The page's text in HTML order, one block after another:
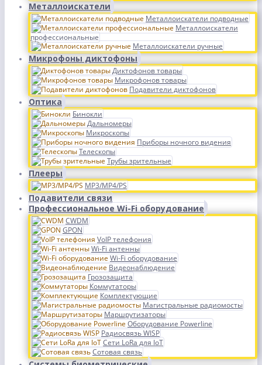
Металлоискатели
Металлоискатели подводные
Металлоискатели
профессиональные
Металлоискатели ручные
Микрофоны диктофоны
Диктофонов товары
Микрофонов товары
Подавители диктофонов
Оптика
Бинокли
Дальномеры
Микроскопы
Приборы ночного видения
Телескопы
Трубы зрительные
Плееры
MP3/MP4/PS
Подавители связи
Профессиональное Wi-Fi оборудование
CWDM
GPON
VoIP телефония
Wi-Fi антенны
Wi-Fi оборудование
Видеонаблюдение
Грозозащита
Коммутаторы
Комплектующие
Магистральные радиомосты
Маршрутизаторы
Оборудование Powerline
Радиосвязь WISP
Сети LoRa для IoT
Сотовая связь